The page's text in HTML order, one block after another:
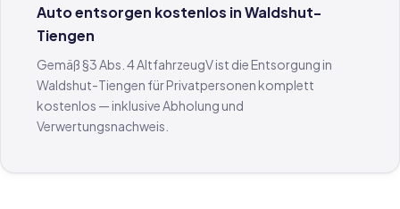
Auto entsorgen kostenlos in Waldshut-
Tiengen
Gemäß §3 Abs. 4 AltfahrzeugV ist die Entsorgung in
Waldshut-Tiengen für Privatpersonen komplett
kostenlos — inklusive Abholung und
Verwertungsnachweis.